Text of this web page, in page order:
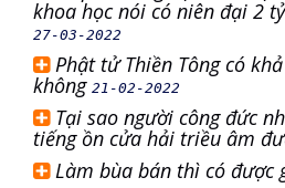
khoa học nói có niên đại 2
27-03-2022
Phật tử Thiền Tông có
không 21-02-2022
Tại sao người công đức
tiếng ồn cửa hải triều âm
Làm bùa bán thì có được